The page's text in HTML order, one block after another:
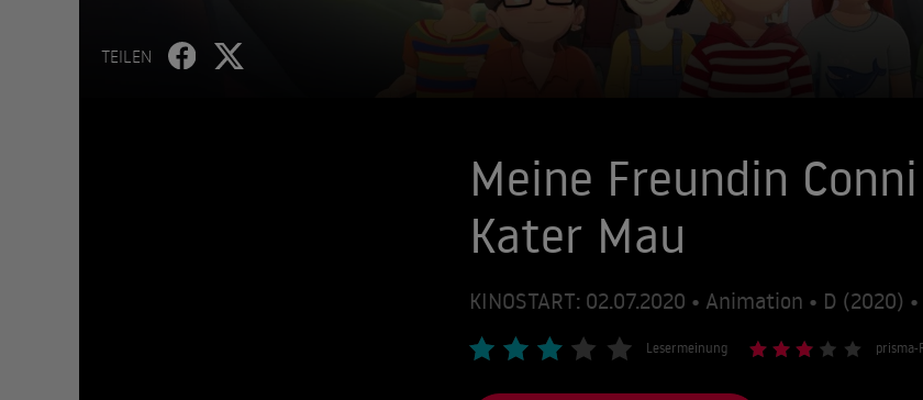
TEILEN
Meine Freundin
Kater Mau
KINOSTART: 02.07.2020 • Animation • D (2020)
Lesermeinung prisma-